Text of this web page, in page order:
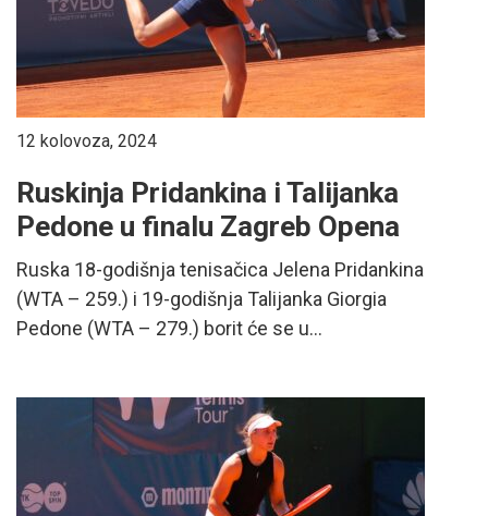
12 kolovoza, 2024
Ruskinja Pridankina i Talijanka
Pedone u finalu Zagreb Opena
Ruska 18-godišnja tenisačica Jelena Pridankina
(WTA – 259.) i 19-godišnja Talijanka Giorgia
Pedone (WTA – 279.) borit će se u...